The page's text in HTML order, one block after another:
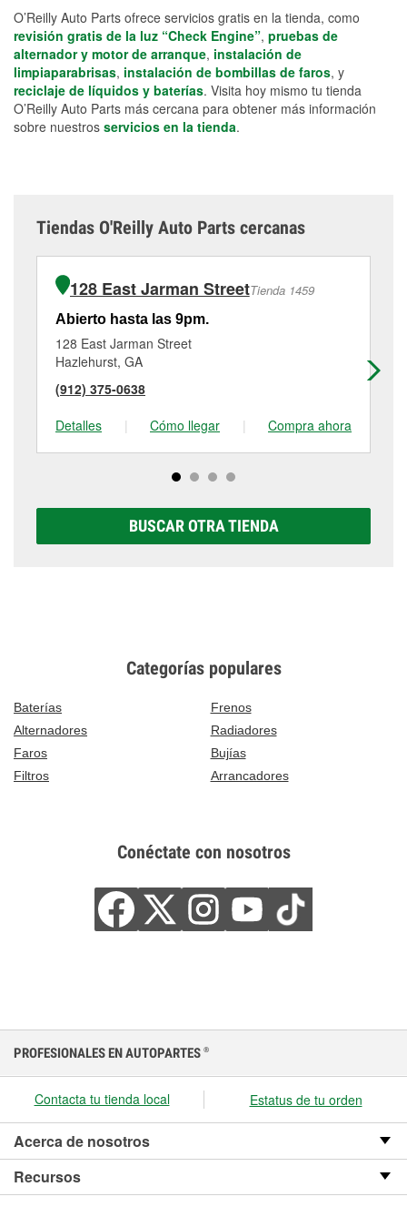
O’Reilly Auto Parts ofrece servicios gratis en la tienda, como
revisión gratis de la luz “Check Engine”, pruebas de
alternador y motor de arranque, instalación de
limpiaparabrisas, instalación de bombillas de faros, y
reciclaje de líquidos y baterías. Visita hoy mismo tu tienda
O’Reilly Auto Parts más cercana para obtener más información
sobre nuestros servicios en la tienda.
Tiendas O'Reilly Auto Parts cercanas
128 East Jarman StreetTienda 1459
Abierto hasta las 9pm.
128 East Jarman Street
Hazlehurst, GA
(912) 375-0638
Detalles
| Cómo llegar | Compra ahora
BUSCAR OTRA TIENDA
Categorías populares
Baterías
Frenos
Alternadores
Radiadores
Faros
Bujías
Filtros
Arrancadores
Conéctate con nosotros
PROFESIONALES EN AUTOPARTES ®
Contacta tu tienda local Estatus de tu orden
Acerca de nosotros
Recursos